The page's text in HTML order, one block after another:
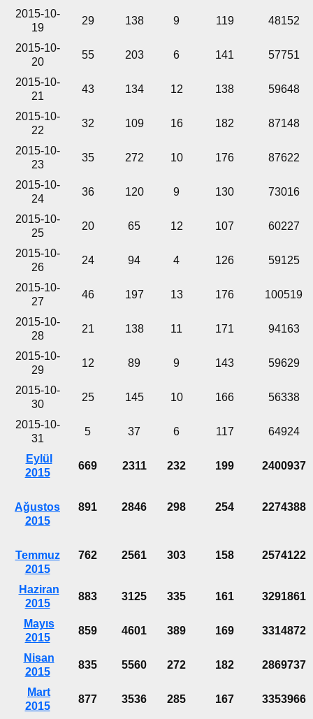
2015-10-
19
29 138 9 119 48152
2015-10-
20
55 203 6 141 57751
2015-10-
21
43 134 12 138 59648
2015-10-
22
32 109 16 182 87148
2015-10-
23
35 272 10 176 87622
2015-10-
24
36 120 9 130 73016
2015-10-
25
20 65 12 107 60227
2015-10-
26
24 94 4 126 59125
2015-10-
27
46 197 13 176 100519
2015-10-
28
21 138 11 171 94163
2015-10-
29
12 89 9 143 59629
2015-10-
30
25 145 10 166 56338
2015-10-
31
5 37 6 117 64924
Eylül
2015
669 2311 232 199 2400937
Ağustos
2015
891 2846 298 254 2274388
Temmuz
2015
762 2561 303 158 2574122
Haziran
2015
883 3125 335 161 3291861
Mayıs
2015
859 4601 389 169 3314872
Nisan
2015
835 5560 272 182 2869737
Mart
2015
877 3536 285 167 3353966